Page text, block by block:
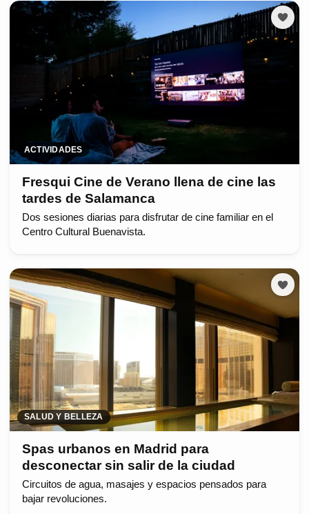
ACTIVIDADES
Fresqui Cine de Verano llena de cine las
tardes de Salamanca
Dos sesiones diarias para disfrutar de cine familiar en el
Centro Cultural Buenavista.
SALUD Y BELLEZA
Spas urbanos en Madrid para
desconectar sin salir de la ciudad
Circuitos de agua, masajes y espacios pensados para
bajar revoluciones.